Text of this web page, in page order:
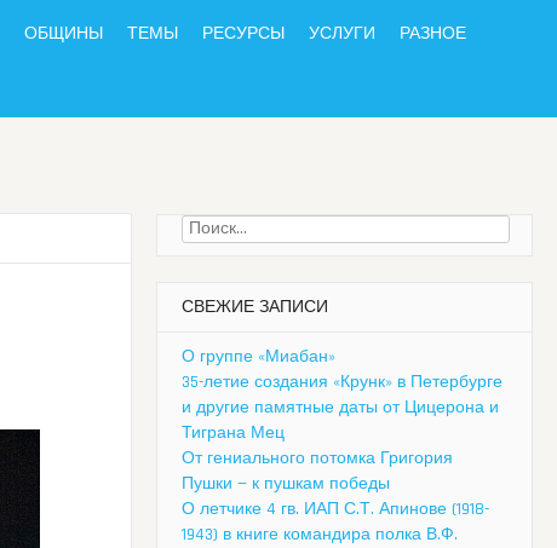
ОБЩИНЫ ТЕМЫ РЕСУРСЫ УСЛУГИ РАЗНОЕ
Найти:
СВЕЖИЕ ЗАПИСИ
О группе «Миабан»
35-летие создания «Крунк» в Петербурге
и другие памятные даты от Цицерона и
Тиграна Мец
От гениального потомка Григория
Пушки — к пушкам победы
О летчике 4 гв. ИАП С.Т. Апинове (1918-
1943) в книге командира полка В.Ф.